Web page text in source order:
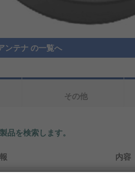
ンテナ の一覧へ
その他
品を検索します。
内容